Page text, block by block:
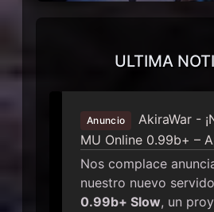
ULTIMA
Anuncio
AkiraWar -
MU Online 0.99b+ –
Nos complace
nuestro nuevo
0.99b+ Slow, un